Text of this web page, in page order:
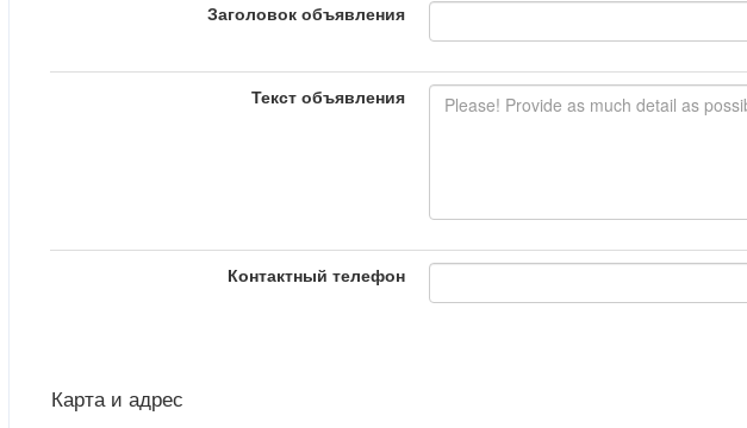
Заголовок объявления
Текст объявления
Контактный телефон
Карта и адрес